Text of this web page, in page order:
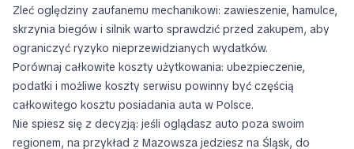
Zleć oględziny zaufanemu mechanikowi: zawieszenie, hamulce,
skrzynia biegów i silnik warto sprawdzić przed zakupem, aby
ograniczyć ryzyko nieprzewidzianych wydatków.
Porównaj całkowite koszty użytkowania: ubezpieczenie,
podatki i możliwe koszty serwisu powinny być częścią
całkowitego kosztu posiadania auta w Polsce.
Nie spiesz się z decyzją: jeśli oglądasz auto poza swoim
regionem, na przykład z Mazowsza jedziesz na Śląsk, do